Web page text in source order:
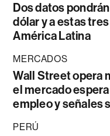
Dos datos
dólar y a estas
América Latina
MERCADOS
Wall Street opera
el mercado
empleo y señales
PERÚ